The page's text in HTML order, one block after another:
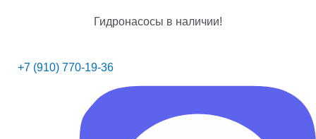
Гидронасосы в наличии!
+7 (910) 770-19-36